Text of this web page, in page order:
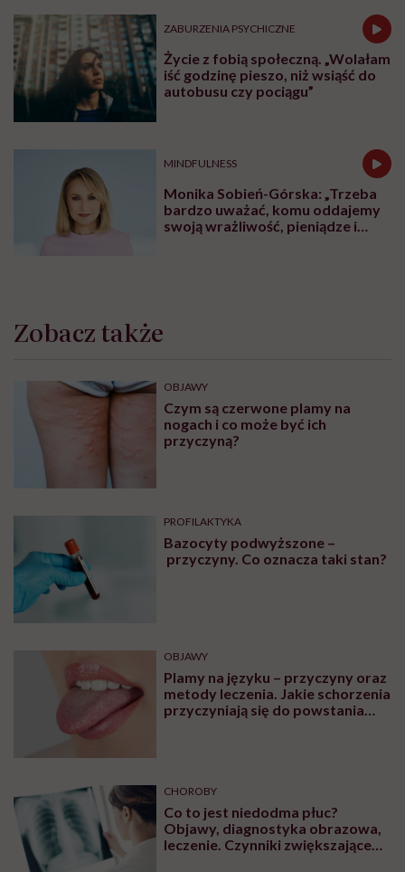
ZABURZENIA PSYCHICZNE
Życie z fobią społeczną. „Wolałam
iść godzinę pieszo, niż wsiąść do
autobusu czy pociągu”
MINDFULNESS
Monika Sobień-Górska: „Trzeba
bardzo uważać, komu oddajemy
swoją wrażliwość, pieniądze i
Zobacz także
OBJAWY
Czym są czerwone plamy na
nogach i co może być ich
przyczyną?
PROFILAKTYKA
Bazocyty podwyższone –
przyczyny. Co oznacza taki stan?
OBJAWY
Plamy na języku – przyczyny oraz
metody leczenia. Jakie schorzenia
przyczyniają się do powstania
CHOROBY
Co to jest niedodma płuc?
Objawy, diagnostyka obrazowa,
leczenie. Czynniki zwiększające